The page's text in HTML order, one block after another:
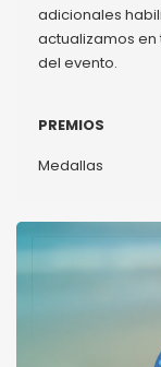
adicionales
actualizamos en
del evento.
PREMIOS
Medallas